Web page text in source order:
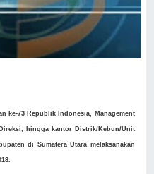
ke-73 Republik Indonesia, Management
hingga kantor Distrik/Kebun/Unit
di Sumatera Utara melaksanakan